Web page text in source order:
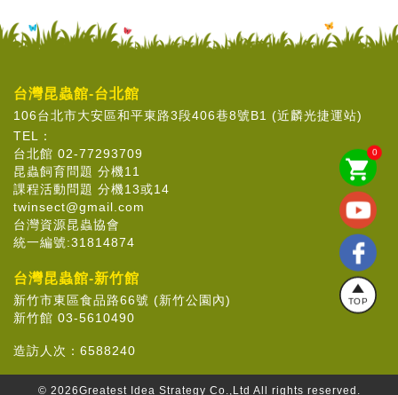
shopping_cart
0
TOP
台灣昆蟲館-台北館
106台北市大安區和平東路3段406巷8號B1 (近麟光捷運站)
TEL：
台北館 02-77293709
昆蟲飼育問題 分機11
課程活動問題 分機13或14
twinsect@gmail.com
台灣資源昆蟲協會
統一編號:31814874
台灣昆蟲館-新竹館
新竹市東區食品路66號 (新竹公園內)
新竹館 03-5610490
造訪人次： 6588240
© 2026Greatest Idea Strategy Co.,Ltd All rights reserved.